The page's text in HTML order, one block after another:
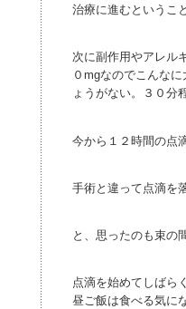
治療に進むというこ
次に副作用やアレル
０mgなのでこんな
ょうがない。３０分
今から１２時間の点
手術と違って点滴を
と、思ったのも束の間
点滴を始めてしばら
昼ご飯は食べる気に